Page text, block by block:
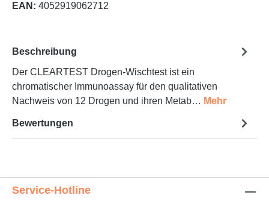
EAN: 4052919062712
Beschreibung
Der CLEARTEST Drogen-Wischtest ist ein
chromatischer Immunoassay für den qualitativen
Nachweis von 12 Drogen und ihren Metab… Mehr
Bewertungen
Service-Hotline